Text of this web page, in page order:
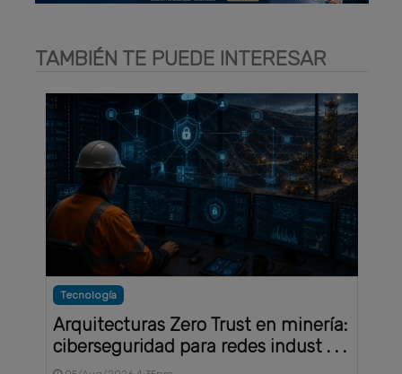
TAMBIÉN TE PUEDE INTERESAR
Tecnología
Arquitecturas Zero Trust en minería:
ciberseguridad para redes indust . . .